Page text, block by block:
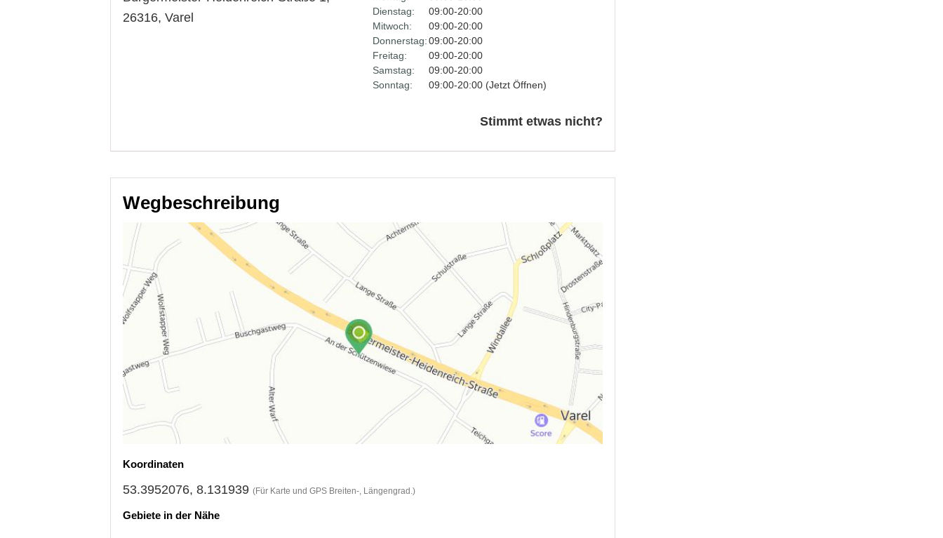
26316, Varel
Dienstag:
09:00-20:00
Mitwoch:
09:00-20:00
Donnerstag:09:00-20:00
Freitag:
09:00-20:00
Samstag:
09:00-20:00
Sonntag:
09:00-20:00 (Jetzt Öffnen)
Stimmt etwas nicht?
Wegbeschreibung
Koordinaten
53.3952076, 8.131939 (Für Karte und GPS Breiten-, Längengrad.)
Gebiete in der Nähe